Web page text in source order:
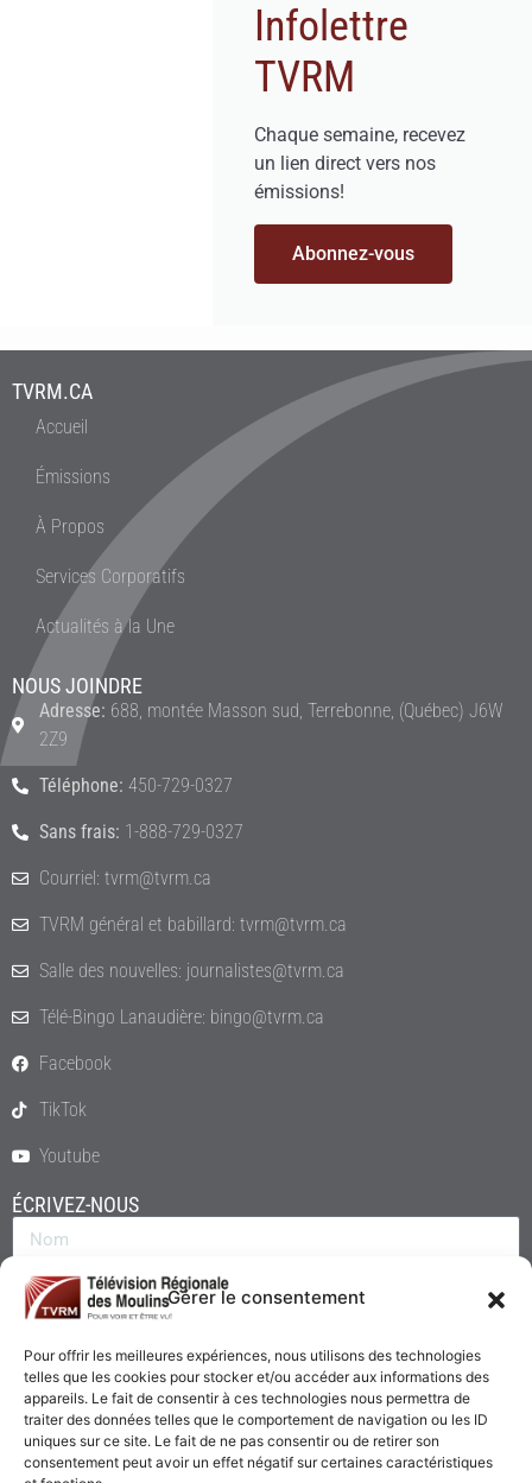
Gérer le consentement
Pour offrir les meilleures expériences, nous utilisons des technologies
telles que les cookies pour stocker et/ou accéder aux informations des
appareils. Le fait de consentir à ces technologies nous permettra de
traiter des données telles que le comportement de navigation ou les ID
uniques sur ce site. Le fait de ne pas consentir ou de retirer son
consentement peut avoir un effet négatif sur certaines caractéristiques
Infolettre
TVRM
Chaque semaine, recevez
un lien direct vers nos
émissions!
Abonnez-vous
TVRM.CA
Accueil
Émissions
À Propos
Services Corporatifs
Actualités à la Une
NOUS JOINDRE
Adresse: 688, montée Masson sud, Terrebonne, (Québec) J6W
2Z9
Téléphone: 450-729-0327
Sans frais: 1-888-729-0327
Courriel: tvrm@tvrm.ca
TVRM général et babillard: tvrm@tvrm.ca
Salle des nouvelles: journalistes@tvrm.ca
Télé-Bingo Lanaudière: bingo@tvrm.ca
Facebook
TikTok
Youtube
ÉCRIVEZ-NOUS